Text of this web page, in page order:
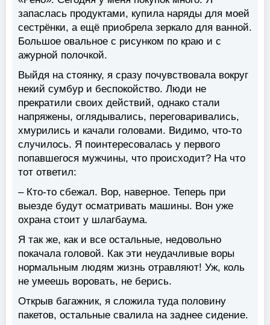
запаслась продуктами, купила наряды для моей
сестрёнки, а ещё приобрела зеркало для ванной.
Большое овальное с рисунком по краю и с
ажурной полочкой.
Выйдя на стоянку, я сразу почувствовала вокруг
некий сумбур и беспокойство. Люди не
прекратили своих действий, однако стали
напряжены, оглядывались, переговаривались,
хмурились и качали головами. Видимо, что-то
случилось. Я поинтересовалась у первого
попавшегося мужчины, что происходит? На что
тот ответил:
– Кто-то сбежал. Вор, наверное. Теперь при
выезде будут осматривать машины. Вон уже
охрана стоит у шлагбаума.
Я так же, как и все остальные, недовольно
покачала головой. Как эти неудачливые воры
нормальным людям жизнь отравляют! Уж, коль
не умеешь воровать, не берись.
Открыв багажник, я сложила туда половину
пакетов, остальные свалила на заднее сидение.